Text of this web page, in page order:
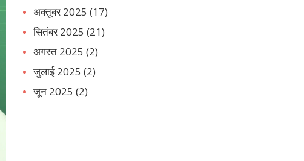
अक्तूबर 2025 (17)
सितंबर 2025 (21)
अगस्त 2025 (2)
जुलाई 2025 (2)
जून 2025 (2)